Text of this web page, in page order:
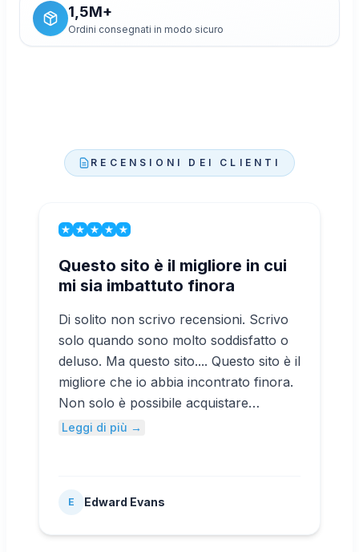
1,5M+
Ordini consegnati in modo sicuro
RECENSIONI DEI CLIENTI
Questo sito è il migliore in cui
mi sia imbattuto finora
Di solito non scrivo recensioni. Scrivo
solo quando sono molto soddisfatto o
deluso. Ma questo sito.... Questo sito è il
migliore che io abbia incontrato finora.
Non solo è possibile acquistare
abbonati YouTube a basso costo, ma si
offrire. Raccomando questo sito a
Leggi di più →
E Edward Evans